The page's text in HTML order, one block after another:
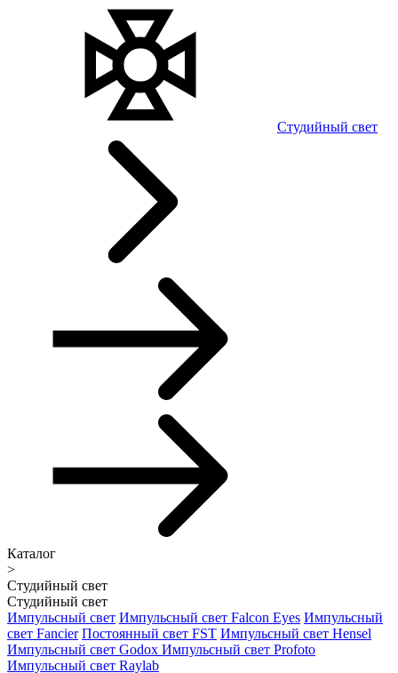
Студийный свет
Каталог
>
Студийный свет
Студийный свет
Импульсный свет Импульсный свет Falcon Eyes Импульсный
свет Fancier Постоянный свет FST Импульсный свет Hensel
Импульсный свет Godox Импульсный свет Profoto
Импульсный свет Raylab